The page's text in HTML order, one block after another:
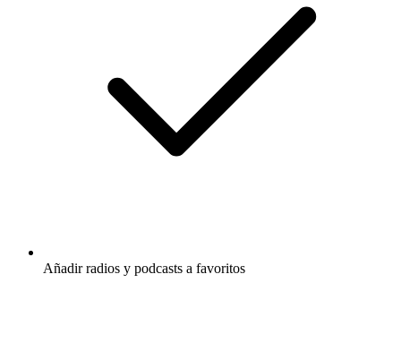
Añadir radios y podcasts a favoritos